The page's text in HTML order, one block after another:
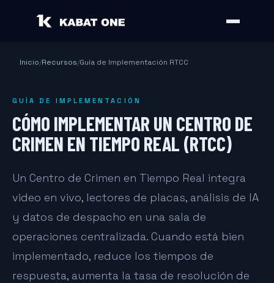
Inicio/Recursos/Guía de Implementación RTCC
GUÍA DE IMPLEMENTACIÓN
CÓMO IMPLEMENTAR UN CENTRO DE
CRIMEN EN TIEMPO REAL (RTCC)
Un Centro de Crimen en Tiempo Real integra
video en vivo, lectores de placas, análisis de IA
y datos de despacho en una sala de
operaciones centralizada. Cuando está bien
implementado, reduce los tiempos de
respuesta, aumenta la tasa de resolución de